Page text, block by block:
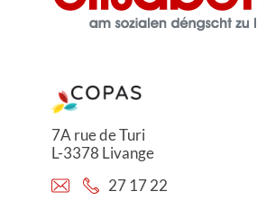
7A rue de Turi
L-3378 Livange
27 17 22